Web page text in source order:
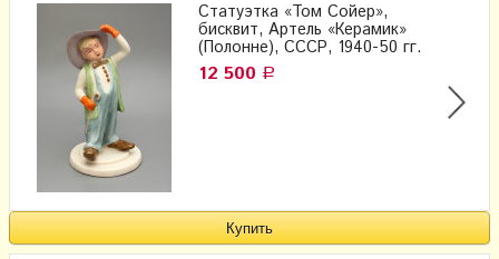
Статуэтка «Том Сойер»,
бисквит, Артель «Керамик»
(Полонне), СССР, 1940-50 гг.
12 500 Р